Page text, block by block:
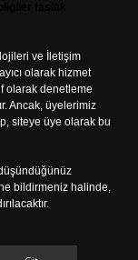
ve İletişim
olarak hizmet
olarak denetleme
Ancak, üyelerimiz
siteye üye olarak bu
bildirmeniz halinde,